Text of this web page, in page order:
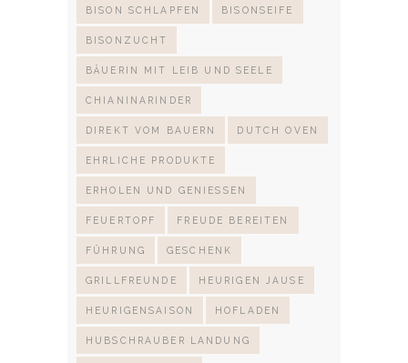
BISON SCHLAPFEN BISONSEIFE
BISONZUCHT
BÄUERIN MIT LEIB UND SEELE
CHIANINARINDER
DIREKT VOM BAUERN DUTCH OVEN
EHRLICHE PRODUKTE
ERHOLEN UND GENIESSEN
FEUERTOPF FREUDE BEREITEN
FÜHRUNG GESCHENK
GRILLFREUNDE HEURIGEN JAUSE
HEURIGENSAISON HOFLADEN
HUBSCHRAUBER LANDUNG